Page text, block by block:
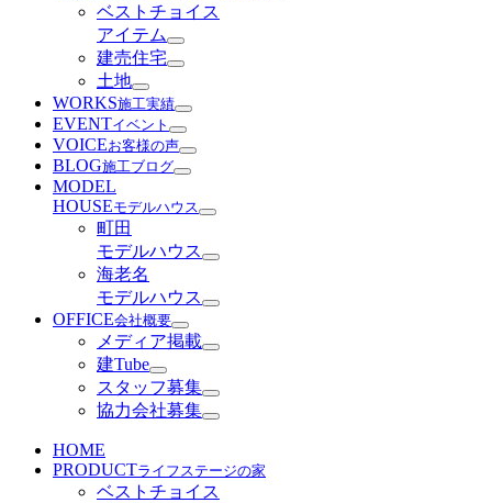
ベストチョイス
アイテム
建売住宅
土地
WORKS施工実績
EVENTイベント
VOICEお客様の声
BLOG施工ブログ
MODEL
HOUSEモデルハウス
町田
モデルハウス
海老名
モデルハウス
OFFICE会社概要
メディア掲載
建Tube
スタッフ募集
協力会社募集
HOME
PRODUCTライフステージの家
ベストチョイス